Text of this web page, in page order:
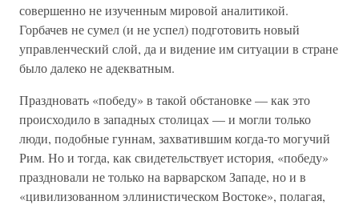
совершенно не изученным мировой аналитикой.
Горбачев не сумел (и не успел) подготовить новый
управленческий слой, да и видение им ситуации в стране
было далеко не адекватным.
Праздновать «победу» в такой обстановке — как это
происходило в западных столицах — и могли только
люди, подобные гуннам, захватившим когда-то могучий
Рим. Но и тогда, как свидетельствует история, «победу»
праздновали не только на варварском Западе, но и в
«цивилизованном эллинистическом Востоке», полагая,